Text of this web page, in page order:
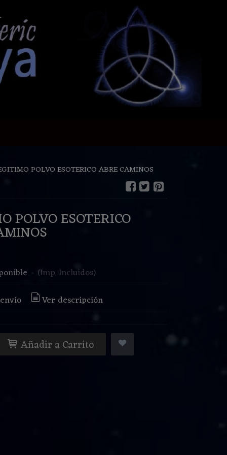
POLVO ESOTERICO ABRE CAMINOS
POLVO ESOTERICO
- (Imp. Incluidos)
Ver descripción
Añadir a Carrito